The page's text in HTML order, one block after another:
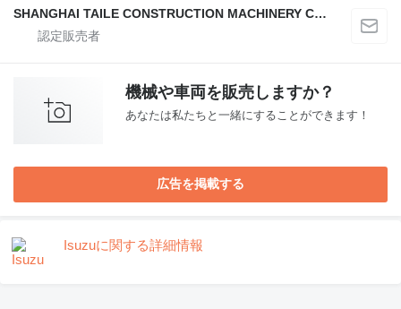
SHANGHAI TAILE CONSTRUCTION MACHINERY CO.,LID
機械や車両を販売しますか？
あなたは私たちと一緒にすることができます！
広告を掲載する
Isuzuに関する詳細情報